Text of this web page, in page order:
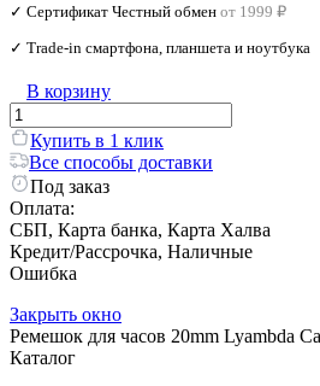
✓ Сертификат Честный обмен от 1999 ₽
✓ Trade‑in смартфона, планшета и ноутбука
В корзину
Купить в 1 клик
Все способы доставки
Под заказ
Оплата:
СБП, Карта банка, Карта Халва
Кредит/Рассрочка, Наличные
Ошибка
Закрыть окно
Ремешок для часов 20mm Lyambda
Каталог